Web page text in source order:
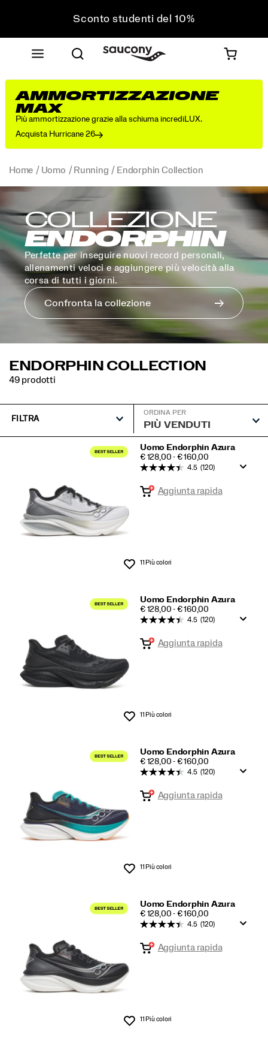
Sconto studenti del 10%
acquisto
Spedizione gratuita sugli ordini superiori a 75 €
Resi gratuiti su tutti gli ordini
Sconto studenti del 10%
AMMORTIZZAZIONE
MAX
Più ammortizzazione grazie alla schiuma incrediLUX.
Acquista Hurricane 26
Home Uomo Running Endorphin Collection
COLLEZIONE
ENDORPHIN
Perfette per inseguire nuovi record personali,
allenamenti veloci e aggiungere più velocità alla
corsa di tutti i giorni.
Confronta la collezione
ENDORPHIN COLLECTION
49 prodotti
FILTRA
ORDINA PER
primo
piano
Uomo Endorphin Azura
PRICE
€ 128,00 - € 160,00
Lista dei desideri
4.5 (120)
Aggiunta rapida
11 Più colori
Uomo Endorphin Azura
PRICE
€ 128,00 - € 160,00
Lista dei desideri
4.5 (120)
Aggiunta rapida
11 Più colori
Uomo Endorphin Azura
PRICE
€ 128,00 - € 160,00
Lista dei desideri
4.5 (120)
Aggiunta rapida
11 Più colori
Uomo Endorphin Azura
PRICE
€ 128,00 - € 160,00
Lista dei desideri
4.5 (120)
Aggiunta rapida
11 Più colori